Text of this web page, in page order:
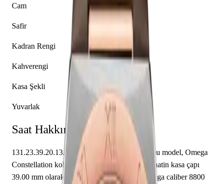
Cam
Safir
Kadran Rengi
Kahverengi
Kasa Şekli
Yuvarlak
Saat Hakkında
131.23.39.20.13.001 referansıyla tanımlanan bu model, Omega
Constellation koleksiyonunun bir parçasıdır. Saatin kasa çapı
39.00 mm olarak belirlenmiştir. İçerisinde Omega caliber 8800